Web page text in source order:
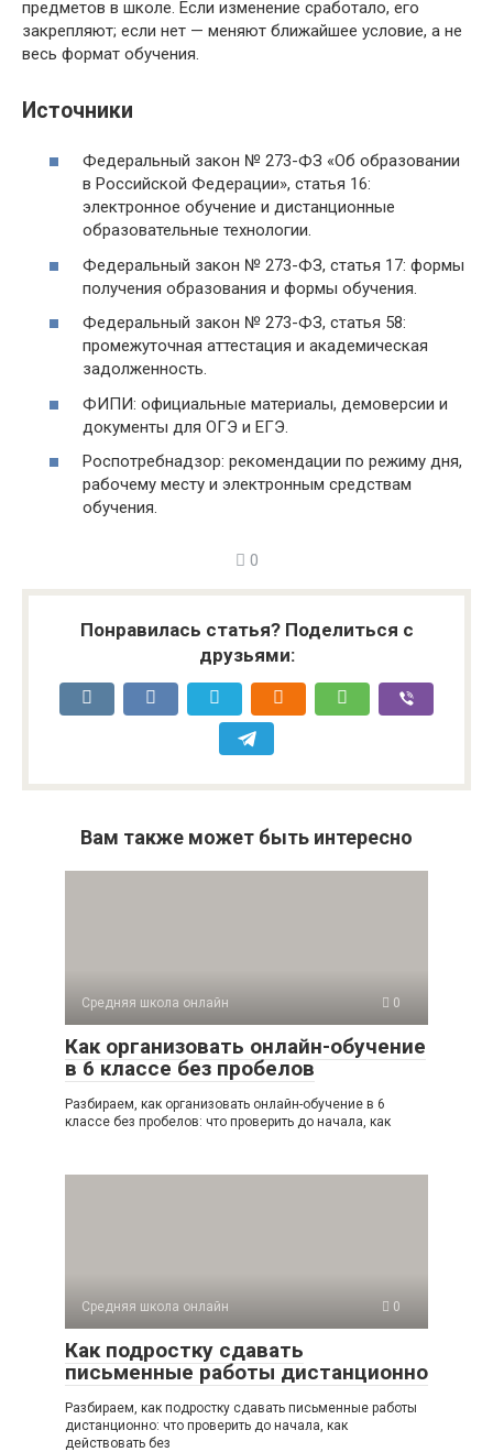
предметов в школе. Если изменение сработало, его
закрепляют; если нет — меняют ближайшее условие, а не
весь формат обучения.
Источники
Федеральный закон № 273-ФЗ «Об образовании
в Российской Федерации», статья 16:
электронное обучение и дистанционные
образовательные технологии.
Федеральный закон № 273-ФЗ, статья 17: формы
получения образования и формы обучения.
Федеральный закон № 273-ФЗ, статья 58:
промежуточная аттестация и академическая
задолженность.
ФИПИ: официальные материалы, демоверсии и
документы для ОГЭ и ЕГЭ.
Роспотребнадзор: рекомендации по режиму дня,
рабочему месту и электронным средствам
обучения.
0
Понравилась статья? Поделиться с
друзьями:
Вам также может быть интересно
Средняя школа онлайн 0
Как организовать онлайн-обучение
в 6 классе без пробелов
Разбираем, как организовать онлайн-обучение в 6
классе без пробелов: что проверить до начала, как
Средняя школа онлайн 0
Как подростку сдавать
письменные работы дистанционно
Разбираем, как подростку сдавать письменные работы
дистанционно: что проверить до начала, как
действовать без